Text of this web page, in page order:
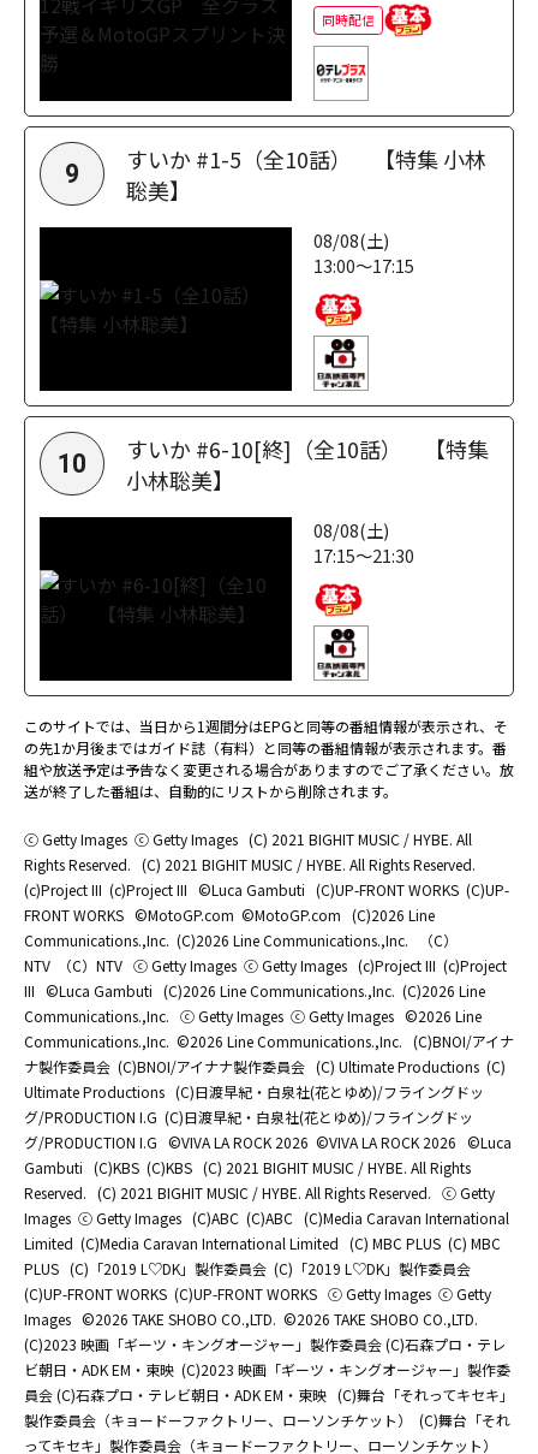
同時配信
9
すいか #1-5（全10話） 【特集 小林
聡美】
08/08(土)
13:00～17:15
10
すいか #6-10[終]（全10話） 【特集
小林聡美】
08/08(土)
17:15～21:30
このサイトでは、当日から1週間分はEPGと同等の番組情報が表示され、そ
の先1か月後まではガイド誌（有料）と同等の番組情報が表示されます。番
組や放送予定は予告なく変更される場合がありますのでご了承ください。放
送が終了した番組は、自動的にリストから削除されます。
ⓒ Getty Images ⓒ Getty Images (C) 2021 BIGHIT MUSIC / HYBE. All
Rights Reserved. (C) 2021 BIGHIT MUSIC / HYBE. All Rights Reserved.
(c)Project III (c)Project III ©Luca Gambuti (C)UP-FRONT WORKS (C)UP-
FRONT WORKS ©MotoGP.com ©MotoGP.com (C)2026 Line
Communications.,Inc. (C)2026 Line Communications.,Inc.
（C）
NTV
（C）NTV ⓒ Getty Images ⓒ Getty Images (c)Project III (c)Project
III ©Luca Gambuti (C)2026 Line Communications.,Inc. (C)2026 Line
Communications.,Inc. ⓒ Getty Images ⓒ Getty Images ©2026 Line
Communications.,Inc. ©2026 Line Communications.,Inc. (C)BNOI/アイナ
ナ製作委員会 (C)BNOI/アイナナ製作委員会 (C) Ultimate Productions (C)
Ultimate Productions (C)日渡早紀・白泉社(花とゆめ)/フライングドッ
グ/PRODUCTION I.G (C)日渡早紀・白泉社(花とゆめ)/フライングドッ
グ/PRODUCTION I.G ©️VIVA LA ROCK 2026 ©️VIVA LA ROCK 2026 ©Luca
Gambuti (C)KBS (C)KBS (C) 2021 BIGHIT MUSIC / HYBE. All Rights
Reserved. (C) 2021 BIGHIT MUSIC / HYBE. All Rights Reserved. ⓒ Getty
Images ⓒ Getty Images (C)ABC (C)ABC (C)Media Caravan International
Limited (C)Media Caravan International Limited (C) MBC PLUS (C) MBC
PLUS (C)「2019 L♡DK」製作委員会 (C)「2019 L♡DK」製作委員会
(C)UP-FRONT WORKS (C)UP-FRONT WORKS ⓒ Getty Images ⓒ Getty
Images ©2026 TAKE SHOBO CO.,LTD. ©2026 TAKE SHOBO CO.,LTD.
(C)2023 映画「ギーツ・キングオージャー」製作委員会 (C)石森プロ・テレ
ビ朝日・ADK EM・東映 (C)2023 映画「ギーツ・キングオージャー」製作委
員会 (C)石森プロ・テレビ朝日・ADK EM・東映 (C)舞台「それってキセキ」
製作委員会（キョードーファクトリー、ローソンチケット）
(C)舞台「それ
ってキセキ」製作委員会（キョードーファクトリー、ローソンチケット）